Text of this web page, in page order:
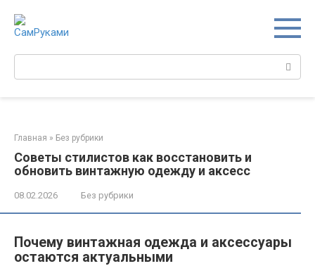
контенту
Главная » Без рубрики
Советы стилистов как восстановить и
обновить винтажную одежду и аксесс
08.02.2026 Без рубрики
Почему винтажная одежда и аксессуары
остаются актуальными